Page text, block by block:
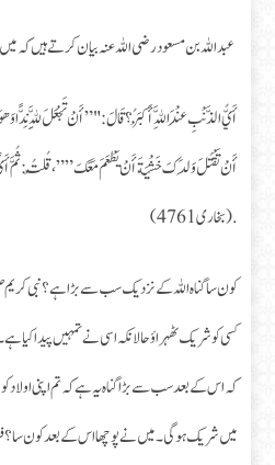
عبداللہ بن مسعود رضی اللہ عنہ بیان کرتے ہیں کہ
أَيُّ الذَّنْبِ عِنْدَ اللَّهِ أَكْبَرُ؟ قَالَ:‏‏‏‏ "”أَنْ تَجْعَلَ لِلَّهِ
أَنْ تَقْتُلَ وَلَدَكَ خَشْيَةَ أَنْ يَطْعَمَ مَعَكَ””، ‏‏‏‏‏‏قُلْتُ:‏‏‏‏ ثُمَّ
‏‏‏‏‏‏. (بخاری 4761)
کون سا گناہ اللہ کے نزدیک سب سے بڑا ہے؟ نبی کریم صلی
کسی کو شریک ٹھہراؤ حالانکہ اسی نے تمہیں پیدا کیا
کہ اس کے بعد سب سے بڑا گناہ یہ ہے کہ تم اپنی
میں شریک ہو گی۔ میں نے پوچھا اس کے بعد کون سا؟